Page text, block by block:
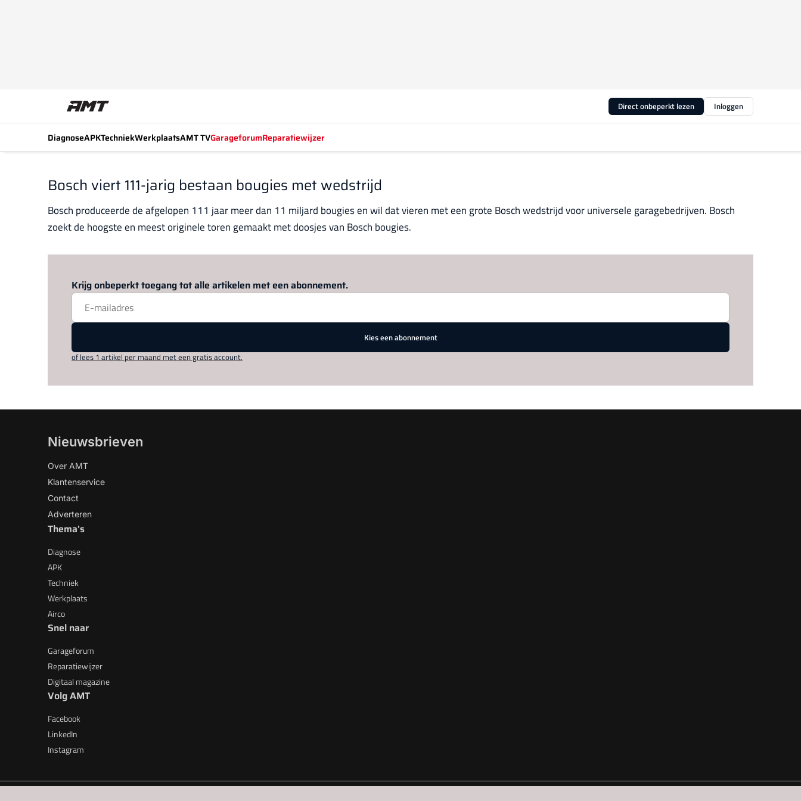
Direct onbeperkt lezen Inloggen
DiagnoseAPKTechniekWerkplaatsAMT TVGarageforumReparatiewijzer
Bosch viert 111-jarig bestaan bougies met wedstrijd
Bosch produceerde de afgelopen 111 jaar meer dan 11 miljard bougies en wil dat vieren met een grote Bosch wedstrijd voor universele garagebedrijven. Bosch
zoekt de hoogste en meest originele toren gemaakt met doosjes van Bosch bougies.
Krijg onbeperkt toegang tot alle artikelen met een abonnement.
Kies een abonnement
of lees 1 artikel per maand met een gratis account.
Nieuwsbrieven
Over AMT
Klantenservice
Contact
Adverteren
Thema's
Diagnose
APK
Techniek
Werkplaats
Airco
Snel naar
Garageforum
Reparatiewijzer
Digitaal magazine
Volg AMT
Facebook
LinkedIn
Instagram